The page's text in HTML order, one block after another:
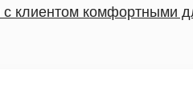
с клиентом комфортными